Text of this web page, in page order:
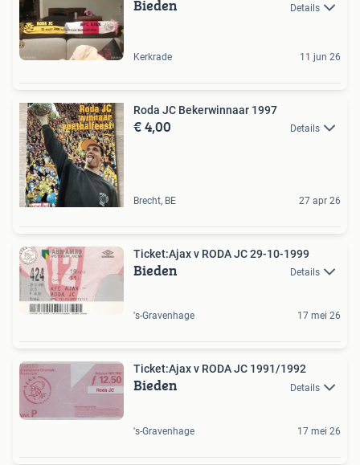
Bieden Details
Kerkrade 11 jun 26
Roda JC Bekerwinnaar 1997
€ 4,00 Details
Brecht, BE 27 apr 26
Ticket:Ajax v RODA JC 29-10-1999
Bieden Details
's-Gravenhage 17 mei 26
Ticket:Ajax v RODA JC 1991/1992
Bieden Details
's-Gravenhage 17 mei 26